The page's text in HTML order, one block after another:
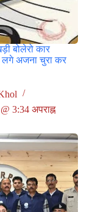
बोलेरो कार
लगे अजना चुरा कर
3:34 अपराह्न